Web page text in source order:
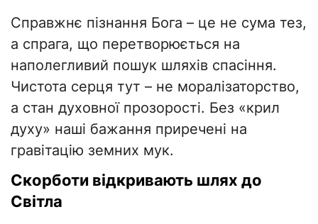
Справжнє пізнання Бога – це не сума тез,
а спрага, що перетворюється на
наполегливий пошук шляхів спасіння.
Чистота серця тут – не моралізаторство,
а стан духовної прозорості. Без «крил
духу» наші бажання приречені на
гравітацію земних мук.
Скорботи відкривають шлях до
Світла